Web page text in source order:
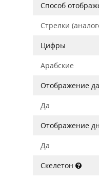
Способ
Стрелки
Цифры
Арабские
Отображение
Да
Отображение
Да
Скелетон